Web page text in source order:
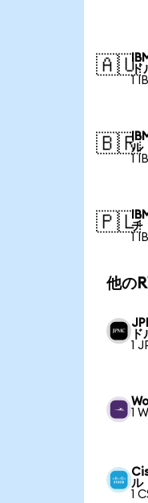
🇦🇺
ド
1
🇧🇷
ル
1
🇵🇱
チ
1
他の
ド
1
1
ル
1